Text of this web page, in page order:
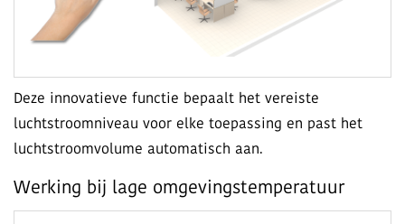
Deze innovatieve functie bepaalt het vereiste
luchtstroomniveau voor elke toepassing en past het
luchtstroomvolume automatisch aan.
Werking bij lage omgevingstemperatuur